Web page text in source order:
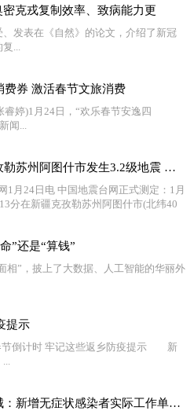
克戎复制效率、致病能力更
发表在《自然》的论文，介绍了新冠
...
费券 激活春节文旅消费
婷)1月24日，“欢乐春节安逸四
闻...
新疆克孜勒苏州阿图什市发生3.2级地震 震源深度18千米
24日电 中国地震台网正式测定：1月
分在新疆克孜勒苏州阿图什市(北纬40
”还是“算钱”
”，披上了大数据、人工智能的华丽外
提示
倒计时 牢记这些返乡防疫提示 新
北京西城：新增无症状感染者实际工作单位不在西城，相关